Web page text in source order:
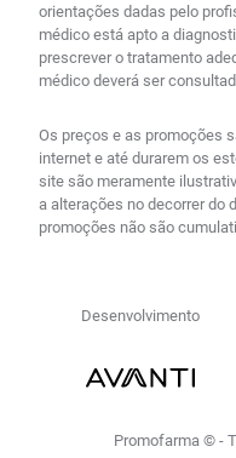
orientações dadas pelo
médico está apto a
prescrever o tratamento
médico deverá ser
Os preços e as promoções
internet e até durarem os
site são meramente
a alterações no decorrer do
promoções não são
Desenvolvimento
Promofarma © -